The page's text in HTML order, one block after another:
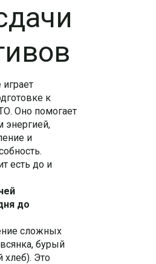
к
Оно помогает
энергией,
и
есть до и
до
сложных
бурый
хлеб). Это